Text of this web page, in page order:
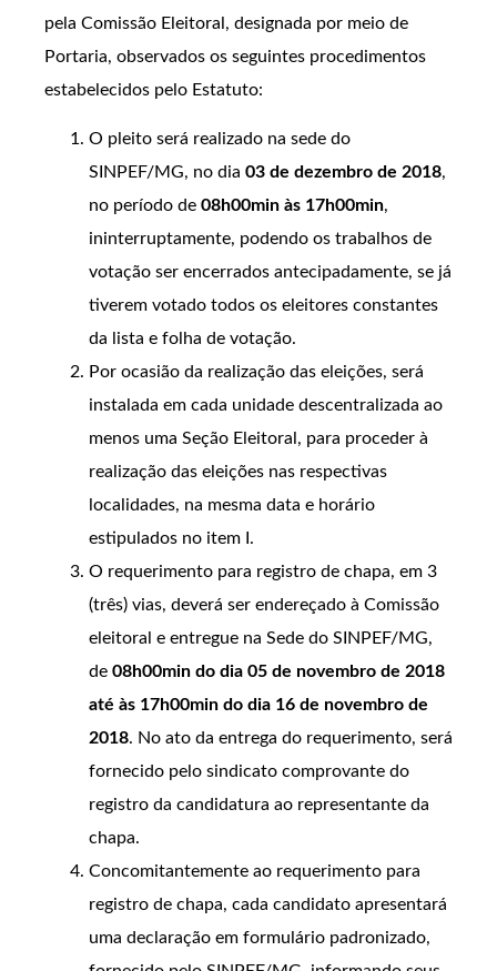
pela Comissão Eleitoral, designada por meio de
Portaria, observados os seguintes procedimentos
estabelecidos pelo Estatuto:
O pleito será realizado na sede do
SINPEF/MG, no dia 03 de dezembro de 2018,
no período de 08h00min às 17h00min,
ininterruptamente, podendo os trabalhos de
votação ser encerrados antecipadamente, se já
tiverem votado todos os eleitores constantes
da lista e folha de votação.
Por ocasião da realização das eleições, será
instalada em cada unidade descentralizada ao
menos uma Seção Eleitoral, para proceder à
realização das eleições nas respectivas
localidades, na mesma data e horário
estipulados no item I.
O requerimento para registro de chapa, em 3
(três) vias, deverá ser endereçado à Comissão
eleitoral e entregue na Sede do SINPEF/MG,
de 08h00min do dia 05 de novembro de 2018
até às 17h00min do dia 16 de novembro de
2018. No ato da entrega do requerimento, será
fornecido pelo sindicato comprovante do
registro da candidatura ao representante da
chapa.
Concomitantemente ao requerimento para
registro de chapa, cada candidato apresentará
uma declaração em formulário padronizado,